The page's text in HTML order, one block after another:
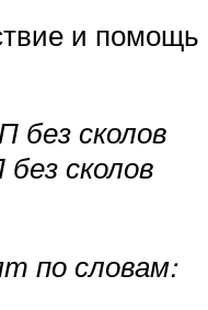
и помощь
без сколов
сколов
по словам: